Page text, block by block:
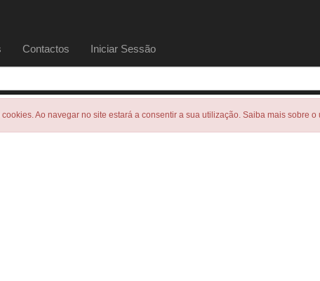
Contactos Iniciar Sessão
cookies. Ao navegar no site estará a consentir a sua utilização. Saiba mais sobre o